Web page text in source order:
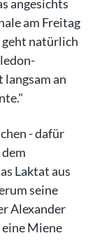
angesichts
am Freitag
natürlich
langsam an
- dafür
Laktat aus
seine
Alexander
Miene